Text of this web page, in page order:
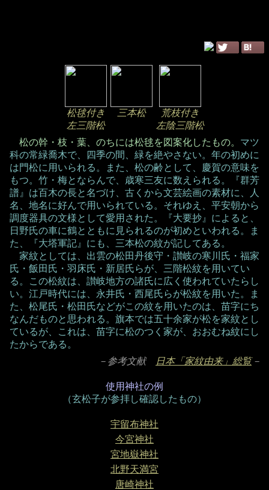
松毬付き
左三階松
三本松
荒枝付き
左陰三階松
松の幹・枝・葉、のちには松毬を図案化したもの。 マツ
科の常緑喬木で、四季の間、緑を絶やさない。年の初めに
は門松に用いられる。また、松の齢として、慶賀の意味を
もつ。竹・梅とならんで、歳寒三友に数えられる。『群芳
譜』は百木の長と名づけ、古くから文芸絵画の素材に、人
名、地名に好んで用いられている。それゆえ、平安朝から
調度器具の文様として愛用された。『大要抄』によると、
日野氏の車に鶴とともに見られるのが初めといわれる。ま
た、『大塔軍記』にも、三本松の紋が記してある。
家紋としては、出雲の松田丹後守・讃岐の寒川氏・福家
氏・飯田氏・羽床氏・新居氏らが、三階松紋を用いてい
る。この松紋は、讃岐地方の諸氏に広く使われていたらし
い。江戸時代には、永井氏・西尾氏らが松紋を用いた。ま
た、松尾氏・松田氏などがこの紋を用いたのは、苗字にち
なんだものと思われる。旗本では五十余家が松を家紋とし
ているが、これは、苗字に松のつく家が、おおむね紋にし
たからである。
－参考文献
日本「家紋由来」総覧－
使用神社の例
（玄松子が参拝し確認したもの）
宇留布神社
今宮神社
宮地嶽神社
北野天満宮
唐崎神社